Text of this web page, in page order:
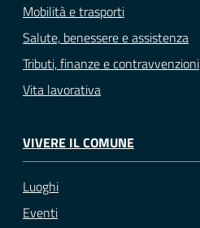
Mobilità e trasporti
Salute, benessere e assistenza
Tributi, finanze e contravvenzioni
Vita lavorativa
VIVERE IL COMUNE
Luoghi
Eventi